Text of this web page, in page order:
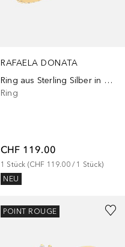
RAFAELA DONATA
Ring aus Sterling Silber in Gelbgold mit Topas
Ring
CHF 119.00
1 Stück (CHF 119.00 / 1 Stück)
NEU
POINT ROUGE